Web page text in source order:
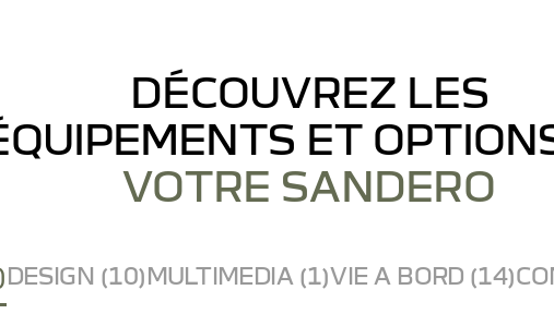
DÉCOUVREZ LES
ET
VOTRE SANDERO
DESIGN (10)MULTIMEDIA (1)VIE A BORD (14)